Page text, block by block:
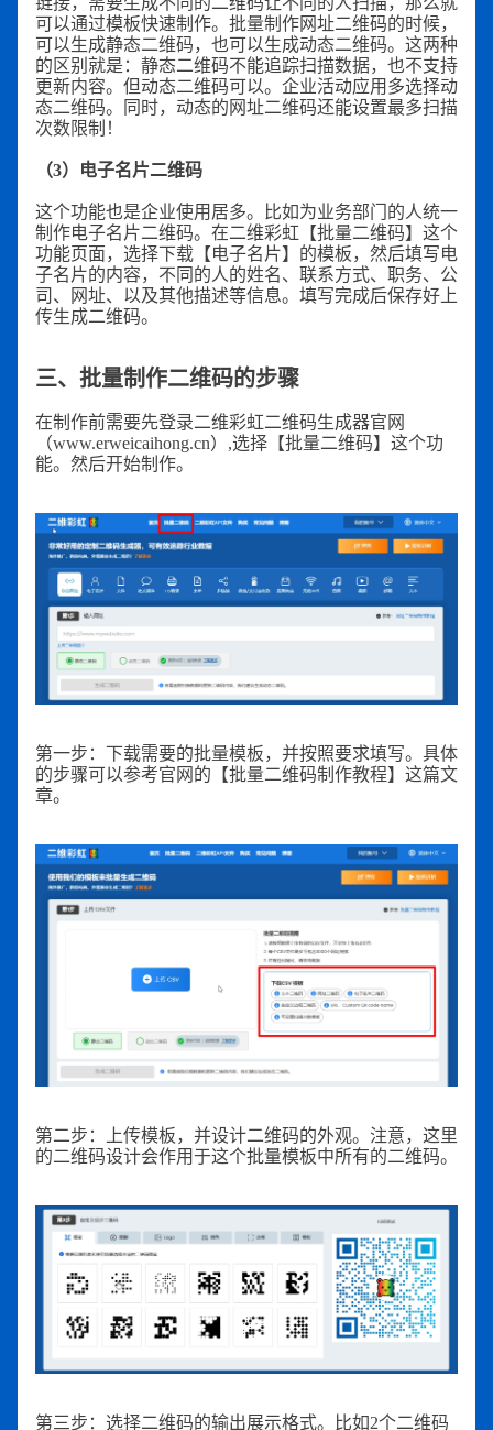
可以通过模板快速制作。批量制作网址二维码的时候，
可以生成静态二维码，也可以生成动态二维码。这两种
的区别就是：静态二维码不能追踪扫描数据，也不支持
更新内容。但动态二维码可以。企业活动应用多选择动
态二维码。同时，动态的网址二维码还能设置最多扫描
次数限制！
（3）电子名片二维码
这个功能也是企业使用居多。比如为业务部门的人统一
制作电子名片二维码。在二维彩虹【批量二维码】这个
功能页面，选择下载【电子名片】的模板，然后填写电
子名片的内容，不同的人的姓名、联系方式、职务、公
司、网址、以及其他描述等信息。填写完成后保存好上
传生成二维码。
三、批量制作二维码的步骤
在制作前需要先登录二维彩虹二维码生成器官网
（www.erweicaihong.cn）,选择【批量二维码】这个功
能。然后开始制作。
第一步：下载需要的批量模板，并按照要求填写。具体
的步骤可以参考官网的【批量二维码制作教程】这篇文
章。
第二步：上传模板，并设计二维码的外观。注意，这里
的二维码设计会作用于这个批量模板中所有的二维码。
第三步：选择二维码的输出展示格式。比如2个二维码